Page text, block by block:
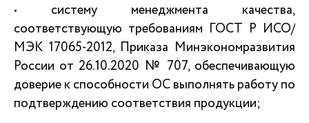
• систему менеджмента качества,
соответствующую требованиям ГОСТ Р ИСО/
МЭК 17065-2012, Приказа Минэкономразвития
России от 26.10.2020 № 707, обеспечивающую
доверие к способности ОС выполнять работу по
подтверждению соответствия продукции;